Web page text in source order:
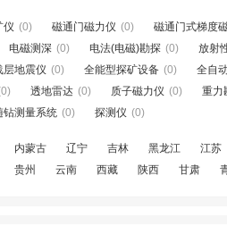
仪 (0) 磁通门磁力仪 (0) 磁通门式梯度
电磁测深 (0) 电法(电磁)勘探 (0) 放射
层地震仪 (0) 全能型探矿设备 (0) 全自
透地雷达 (0) 质子磁力仪 (0) 重力
钻测量系统 (0) 探测仪 (0)
内蒙古 辽宁 吉林 黑龙江 江苏
贵州 云南 西藏 陕西 甘肃